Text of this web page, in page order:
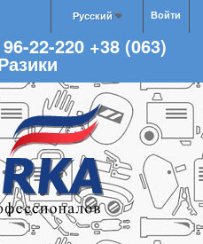
Войти
Русский
22-220 +38 (063)